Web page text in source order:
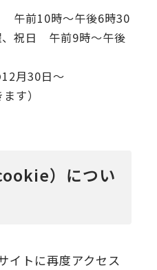
前10時～午後6時30
、祝日 午前9時～午後
12月30日～
す）
）につい
イトに再度アクセス